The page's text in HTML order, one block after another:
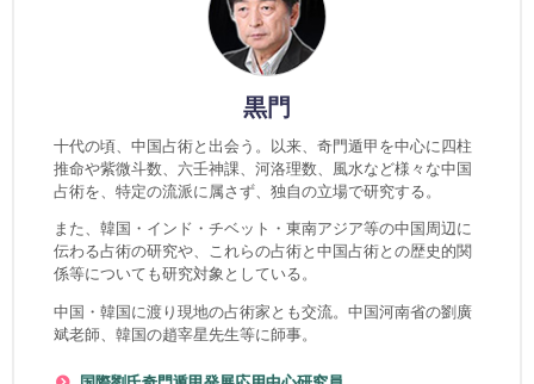
黒門
十代の頃、中国占術と出会う。以来、奇門遁甲を中心に四柱
推命や紫微斗数、六壬神課、河洛理数、風水など様々な中国
占術を、特定の流派に属さず、独自の立場で研究する。
また、韓国・インド・チベット・東南アジア等の中国周辺に
伝わる占術の研究や、これらの占術と中国占術との歴史的関
係等についても研究対象としている。
中国・韓国に渡り現地の占術家とも交流。中国河南省の劉廣
斌老師、韓国の趙宰星先生等に師事。